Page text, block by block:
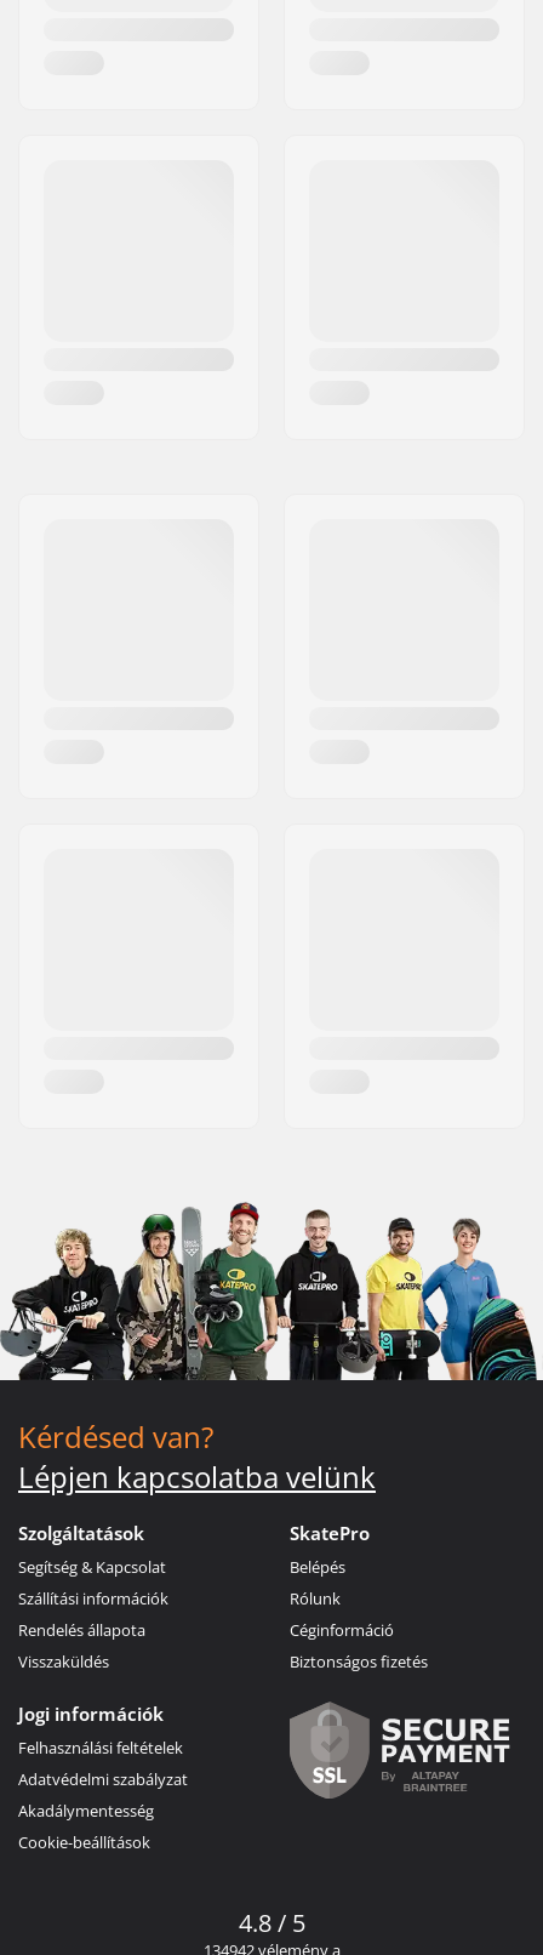
Kérdésed van?
Lépjen kapcsolatba velünk
Szolgáltatások
Segítség & Kapcsolat
Szállítási információk
Rendelés állapota
Visszaküldés
SkatePro
Belépés
Rólunk
Céginformáció
Biztonságos fizetés
Jogi információk
Felhasználási feltételek
Adatvédelmi szabályzat
Akadálymentesség
Cookie-beállítások
4.8 / 5
134942 vélemény a